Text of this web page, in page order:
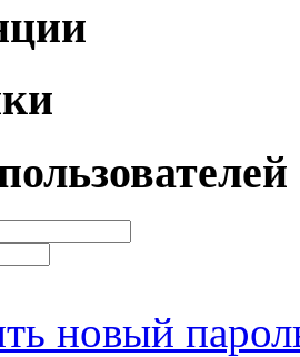
новый